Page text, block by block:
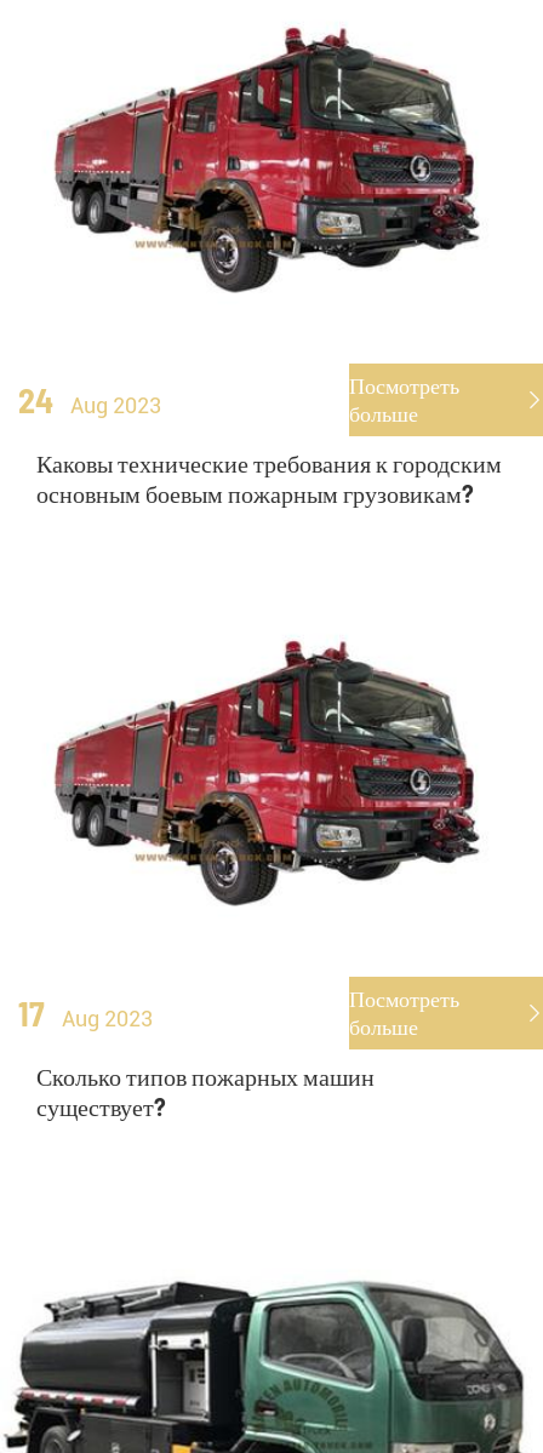
24 Aug 2023
Посмотреть
больше

Каковы технические требования к городским
основным боевым пожарным грузовикам?
17 Aug 2023
Посмотреть
больше

Сколько типов пожарных машин
существует?